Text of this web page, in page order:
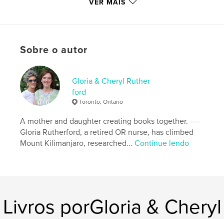
Opção de projeto:13×20 cm
Nº de páginas:188
ISBN
Capa mole: 9798319907929
Data de publicação:
Palavras-chavee
female protagonist , justice murder mystery
VER MAIS
Sobre o autor
Gloria & Cheryl Ruther
ford
Toronto, Ontario
A mother and daughter creating books together. ----
Gloria Rutherford, a retired OR nurse, has climbed
Mount Kilimanjaro, researched...Continue lendo
Livros porGloria & Cheryl